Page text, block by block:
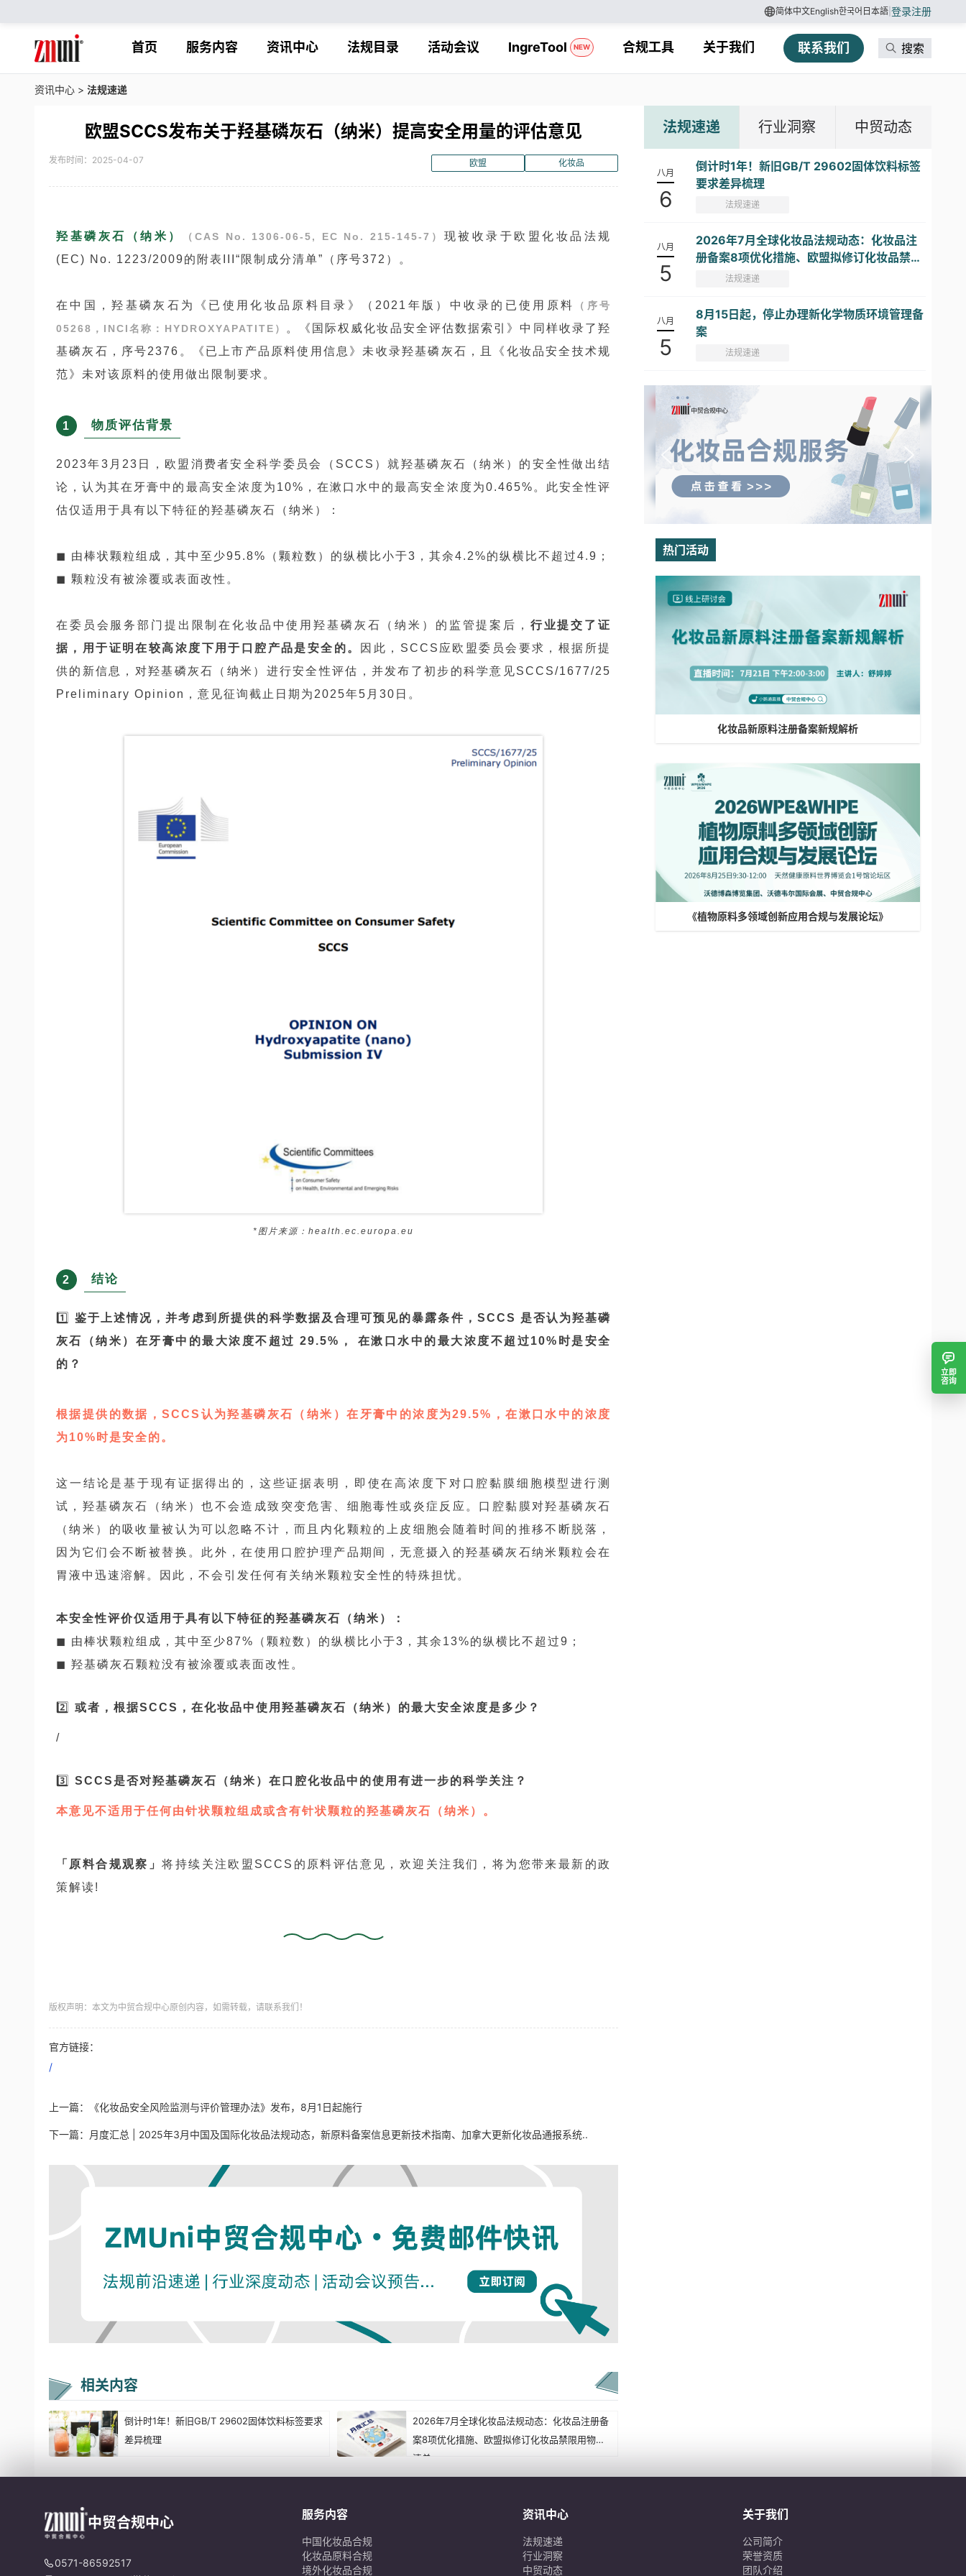
简体中文English한국어 日本語 登录注册
首页 服务内容 资讯中心 法规目录 活动会议 IngreTool NEW 合规工具 关于我们 联系我们 搜索
资讯中心 > 法规速递
欧盟SCCS发布关于羟基磷灰石（纳米）提高安全用量的评估意见
发布时间：2025-04-07 欧盟 化妆品
羟基磷灰石（纳米） （CAS No. 1306-06-5, EC No. 215-145-7） 现被收录于欧盟化妆品法规
(EC) No. 1223/2009的附表III“限制成分清单”（序号372）。
在中国，羟基磷灰石为《已使用化妆品原料目录》（2021年版）中收录的已使用原料
（序号
05268，INCI名称：HYDROXYAPATITE）
。《国际权威化妆品安全评估数据索引》中同样收录了羟
基磷灰石，序号2376。《已上市产品原料使用信息》未收录羟基磷灰石，且《化妆品安全技术规
范》未对该原料的使用做出限制要求。
1 物质评估背景
2023年3月23日，欧盟消费者安全科学委员会（SCCS）就羟基磷灰石（纳米）的安全性做出结
论，认为其在牙膏中的最高安全浓度为10%，在漱口水中的最高安全浓度为0.465%。此安全性评
估仅适用于具有以下特征的羟基磷灰石（纳米）：
◼ 由棒状颗粒组成，其中至少95.8%（颗粒数）的纵横比小于3，其余4.2%的纵横比不超过4.9；
◼ 颗粒没有被涂覆或表面改性。
在委员会服务部门提出限制在化妆品中使用羟基磷灰石（纳米）的监管提案后， 行业提交了证
据，用于证明在较高浓度下用于口腔产品是安全的。 因此，SCCS应欧盟委员会要求，根据所提
供的新信息，对羟基磷灰石（纳米）进行安全性评估，并发布了初步的科学意见SCCS/1677/25
Preliminary Opinion，意见征询截止日期为2025年5月30日。
*图片来源：health.ec.europa.eu
2 结论
1️⃣鉴于上述情况，并考虑到所提供的科学数据及合理可预见的暴露条件，SCCS 是否认为羟基磷
灰石（纳米）在牙膏中的最大浓度不超过 29.5%， 在漱口水中的最大浓度不超过10%时是安全
的？
根据提供的数据，SCCS认为羟基磷灰石（纳米）在牙膏中的浓度为29.5%，在漱口水中的浓度
为10%时是安全的。
这一结论是基于现有证据得出的，这些证据表明，即使在高浓度下对口腔黏膜细胞模型进行测
试，羟基磷灰石（纳米）也不会造成致突变危害、细胞毒性或炎症反应。口腔黏膜对羟基磷灰石
（纳米）的吸收量被认为可以忽略不计，而且内化颗粒的上皮细胞会随着时间的推移不断脱落，
因为它们会不断被替换。此外，在使用口腔护理产品期间，无意摄入的羟基磷灰石纳米颗粒会在
胃液中迅速溶解。因此，不会引发任何有关纳米颗粒安全性的特殊担忧。
本安全性评价仅适用于具有以下特征的羟基磷灰石（纳米）：
◼ 由棒状颗粒组成，其中至少87%（颗粒数）的纵横比小于3，其余13%的纵横比不超过9；
◼ 羟基磷灰石颗粒没有被涂覆或表面改性。
2️⃣ 或者，根据SCCS，在化妆品中使用羟基磷灰石（纳米）的最大安全浓度是多少？
/
3️⃣ SCCS是否对羟基磷灰石（纳米）在口腔化妆品中的使用有进一步的科学关注？
本意见不适用于任何由针状颗粒组成或含有针状颗粒的羟基磷灰石（纳米）。
「原料合规观察」将持续关注欧盟SCCS的原料评估意见，欢迎关注我们，将为您带来最新的政
策解读!
版权声明：本文为中贸合规中心原创内容，如需转载，请联系我们！
官方链接：
/
上一篇： 《化妆品安全风险监测与评价管理办法》发布，8月1日起施行
下一篇： 月度汇总 | 2025年3月中国及国际化妆品法规动态，新原料备案信息更新技术指南、加拿大更新化妆品通报系统..
相关内容
倒计时1年！新旧GB/T 29602固体饮料标签要求
差异梳理
2026年7月全球化妆品法规动态：化妆品注册备
案8项优化措施、欧盟拟修订化妆品禁限用物质
清单...
法规速递 行业洞察 中贸动态
八月
6
倒计时1年！新旧GB/T 29602固体饮料标签
要求差异梳理
法规速递
八月
5
2026年7月全球化妆品法规动态：化妆品注
册备案8项优化措施、欧盟拟修订化妆品禁限
用物质清单...
法规速递
八月
5
8月15日起，停止办理新化学物质环境管理备
案
法规速递
热门活动
化妆品新原料注册备案新规解析
《植物原料多领域创新应用合规与发展论坛》
立即
咨询
中贸合规中心
0571-86592517
服务内容
中国化妆品合规
化妆品原料合规
境外化妆品合规
资讯中心
法规速递
行业洞察
中贸动态
关于我们
公司简介
荣誉资质
团队介绍